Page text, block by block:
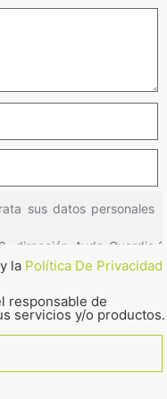
y la Política De Privacidad
responsable de
servicios y/o productos.